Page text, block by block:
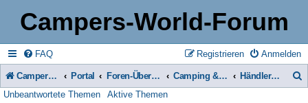
Campers-World-Forum
FAQ Anmelden
Registrieren
Campers-World-Forum Portal Foren-Übersicht Camping & Reise -> Fahrzeuge & Zubehör in der Praxis Händler, Werkstätten
Unbeantwortete Themen Aktive Themen